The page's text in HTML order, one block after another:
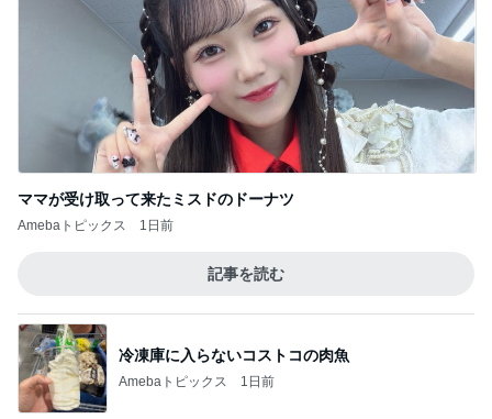
ママが受け取って来たミスドのドーナツ
Amebaトピックス 1日前
記事を読む
冷凍庫に入らないコストコの肉魚
Amebaトピックス 1日前